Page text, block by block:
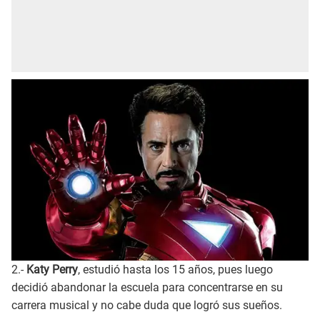
2.- Katy Perry, estudió hasta los 15 años, pues luego
decidió abandonar la escuela para concentrarse en su
carrera musical y no cabe duda que logró sus sueños.